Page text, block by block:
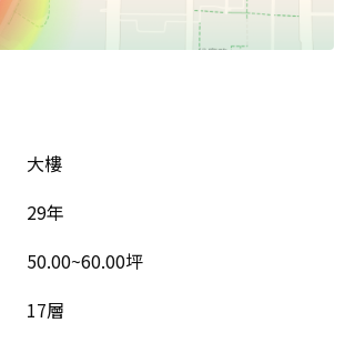
大樓
29年
50.00~60.00坪
17層